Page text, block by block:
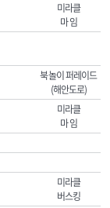
미라클
마 임
북놀이 퍼레이드
(해안도로)
미라클
마 임
미라클
버스킹